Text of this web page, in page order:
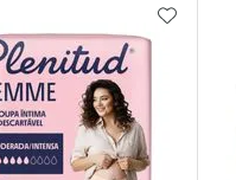
Menos
AOS FAVORITOS